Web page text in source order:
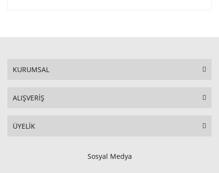
KURUMSAL
ALIŞVERİŞ
ÜYELİK
Sosyal Medya